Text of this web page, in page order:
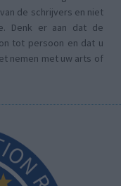
de schrijvers en niet
Denk er aan dat de
tot persoon en dat u
nemen met uw arts of